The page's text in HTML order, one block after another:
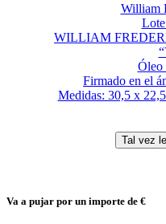
William
WILLIAM
Óleo
Firmado en el
Medidas: 30,5 x
Va a pujar por un importe de €